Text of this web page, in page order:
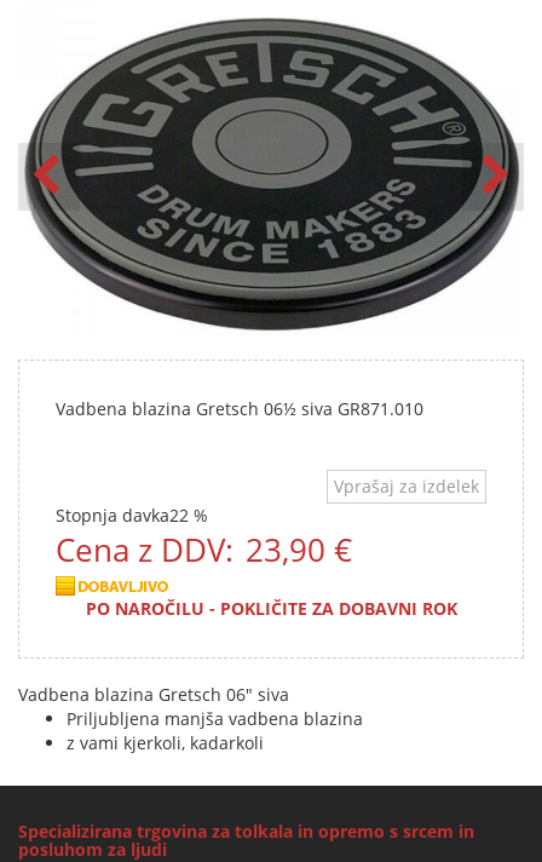
Vadbena blazina Gretsch 06½ siva GR871.010
Vprašaj za izdelek
Stopnja davka22 %
Cena z DDV: 23,90 €
PO NAROČILU - POKLIČITE ZA DOBAVNI ROK
Vadbena blazina Gretsch 06" siva
Priljubljena manjša vadbena blazina
z vami kjerkoli, kadarkoli
Specializirana trgovina za tolkala in opremo s srcem in
posluhom za ljudi